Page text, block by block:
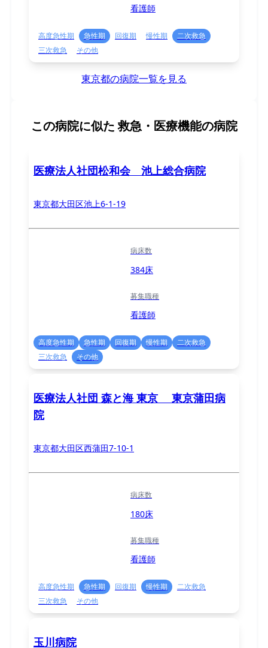
看護師
高度急性期 急性期 回復期 慢性期
二次救急
三次救急
その他
東京都の病院一覧を見る
この病院に似た 救急・医療機能の病院
医療法人社団松和会 池上総合病院
東京都大田区池上6-1-19
病床数
384床
募集職種
看護師
高度急性期 急性期 回復期 慢性期
二次救急
三次救急
その他
医療法人社団 森と海 東京 東京蒲田病
院
東京都大田区西蒲田7-10-1
病床数
180床
募集職種
看護師
高度急性期 急性期 回復期 慢性期
二次救急
三次救急
その他
玉川病院